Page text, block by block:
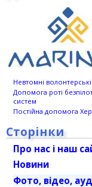
Невтомні
Допомога роті
систем
Постійна допомога
Сторінки
Про нас і наш
Новини
Фото, відео,